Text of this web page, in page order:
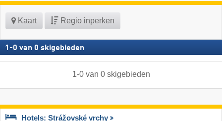
Kaart Regio inperken
1 -0 van 0 skigebieden
1-0van 0 skigebieden
Hotels: Strážovské vrchy